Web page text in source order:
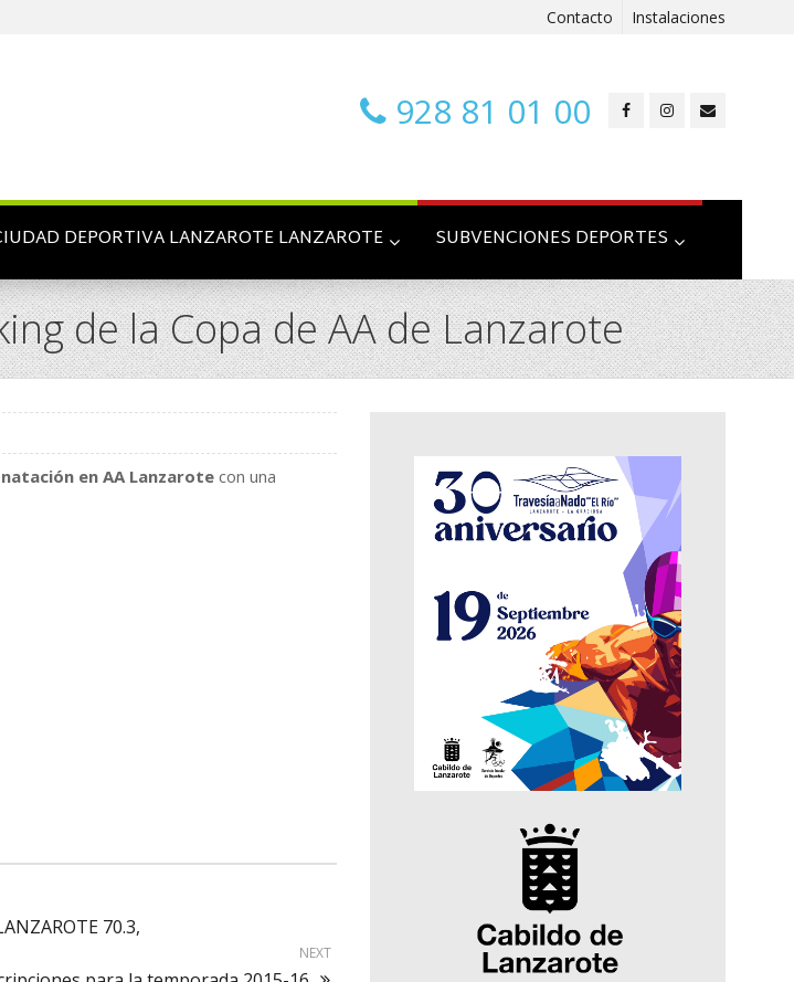
Contacto Instalaciones
928 81 01 00
DEPORTIVA LANZAROTE LANZAROTE SUBVENCIONES DEPORTES
de la Copa de AA de Lanzarote
en AA Lanzarotecon una
70.3,
NEXT